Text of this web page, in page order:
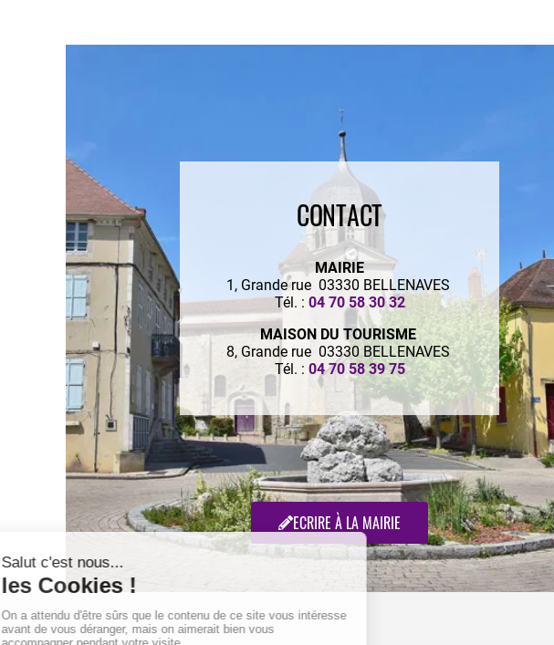
CONTACT
MAIRIE
1, Grande rue 03330 BELLENAVES
Tél. : 04 70 58 30 32
MAISON DU TOURISME
8, Grande rue 03330 BELLENAVES
Tél. : 04 70 58 39 75
ECRIRE À LA MAIRIE